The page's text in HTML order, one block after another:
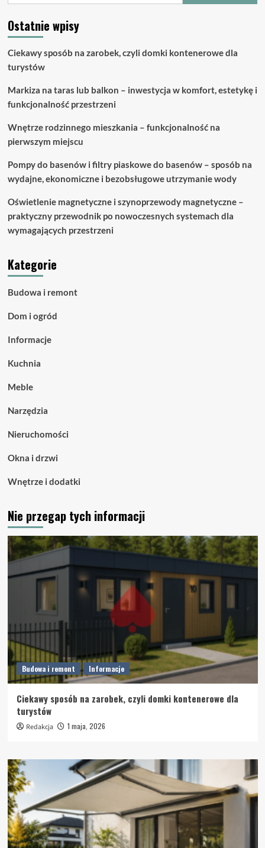
Ostatnie wpisy
Ciekawy sposób na zarobek, czyli domki kontenerowe dla
turystów
Markiza na taras lub balkon – inwestycja w komfort, estetykę i
funkcjonalność przestrzeni
Wnętrze rodzinnego mieszkania – funkcjonalność na
pierwszym miejscu
Pompy do basenów i filtry piaskowe do basenów – sposób na
wydajne, ekonomiczne i bezobsługowe utrzymanie wody
Oświetlenie magnetyczne i szynoprzewody magnetyczne –
praktyczny przewodnik po nowoczesnych systemach dla
wymagających przestrzeni
Kategorie
Budowa i remont
Dom i ogród
Informacje
Kuchnia
Meble
Narzędzia
Nieruchomości
Okna i drzwi
Wnętrze i dodatki
Nie przegap tych informacji
Budowa i remont Informacje
Ciekawy sposób na zarobek, czyli domki kontenerowe dla
turystów
Redakcja 1 maja, 2026